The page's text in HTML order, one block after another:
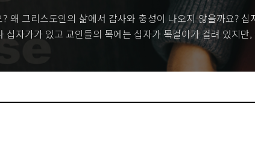
왜 그리스도인의 삶에서 감사와 충성이 나오지 않을까요?
십자가가 있고 교인들의 목에는 십자가 목걸이가 걸려 있지